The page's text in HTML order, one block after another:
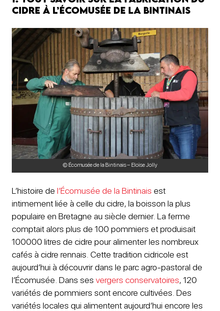
cidre à l’Écomusée de la Bintinais
© Écomusée de la Bintinais – Eloïse Jolly
L’histoire de l’Écomusée de la Bintinais est
intimement liée à celle du cidre, la boisson la plus
populaire en Bretagne au siècle dernier. La ferme
comptait alors plus de 100 pommiers et produisait
100000 litres de cidre pour alimenter les nombreux
cafés à cidre rennais. Cette tradition cidricole est
aujourd’hui à découvrir dans le parc agro-pastoral de
l’Écomusée. Dans ses vergers conservatoires, 120
variétés de pommiers sont encore cultivées. Des
variétés locales qui alimentent aujourd’hui encore les